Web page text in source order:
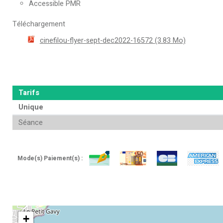
Accessible PMR
Téléchargement
cinefilou-flyer-sept-dec2022-16572(3.83 Mo)
Tarifs
Unique
Séance
Mode(s) Paiement(s) :
+